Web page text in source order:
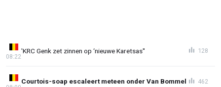
'KRC Genk zet zinnen op ‘nieuwe Karetsas''
08:22
128
Courtois-soap escaleert meteen onder Van Bommel 462